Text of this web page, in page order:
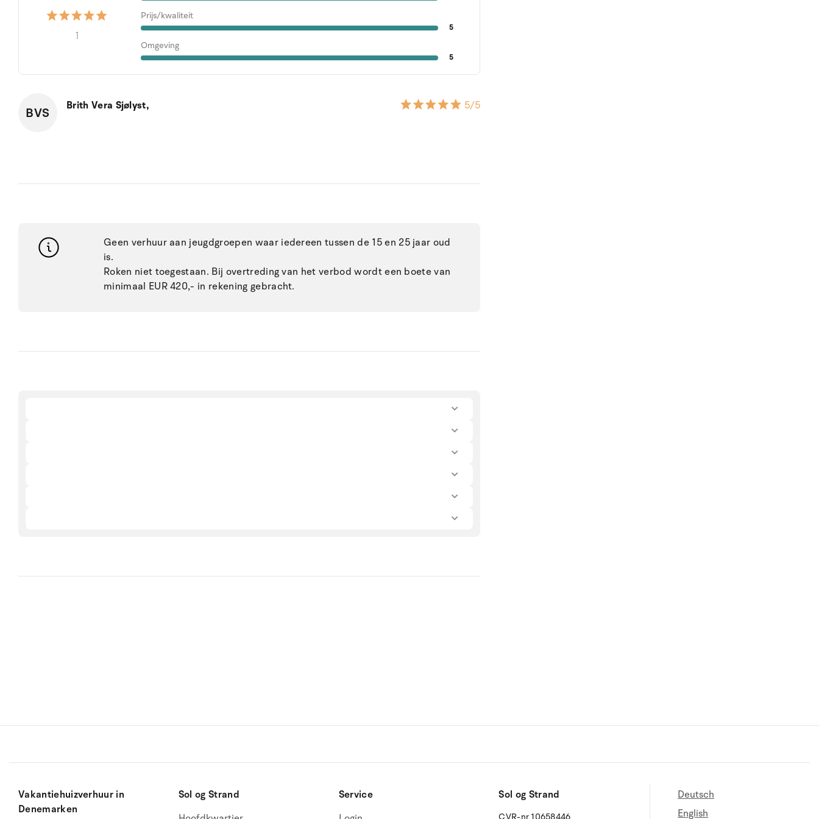
1
Prijs/kwaliteit
5
Omgeving
5
BVS Brith Vera Sjølyst, 5/5
Geen verhuur aan jeugdgroepen waar iedereen tussen de 15 en 25 jaar oud
is.
Roken niet toegestaan. Bij overtreding van het verbod wordt een boete van
minimaal EUR 420,- in rekening gebracht.
Vakantiehuizverhuur in
Denemarken
Sol og Strand
Service
Sol og Strand
Deutsch
English